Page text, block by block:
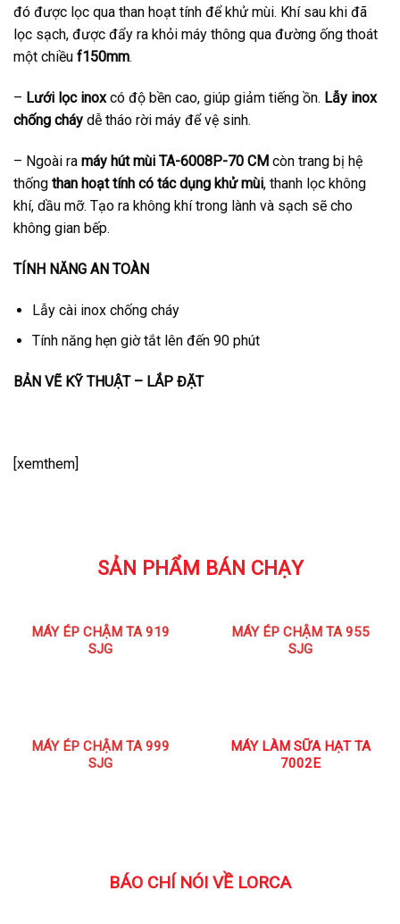
đó được lọc qua than hoạt tính để khử mùi. Khí sau khi đã
lọc sạch, được đẩy ra khỏi máy thông qua đường ống thoát
một chiều f150mm.
– Lưới lọc inoxcó độ bền cao, giúp giảm tiếng ồn. Lẫy inox
chống cháy dễ tháo rời máy để vệ sinh.
– Ngoài ra máy hút mùi TA-6008P-70 CM còn trang bị hệ
thống than hoạt tính có tác dụng khử mùi, thanh lọc không
khí, dầu mỡ. Tạo ra không khí trong lành và sạch sẽ cho
không gian bếp.
TÍNH NĂNG AN TOÀN
Lẫy cài inox chống cháy
Tính năng hẹn giờ tắt lên đến 90 phút
BẢN VẼ KỸ THUẬT – LẮP ĐẶT
[xemthem]
SẢN PHẨM BÁN CHẠY
MÁY ÉP CHẬM TA 919
SJG
MÁY ÉP CHẬM TA 955
SJG
MÁY ÉP CHẬM TA 999
SJG
MÁY LÀM SỮA HẠT TA
7002E
BÁO CHÍ NÓI VỀ LORCA